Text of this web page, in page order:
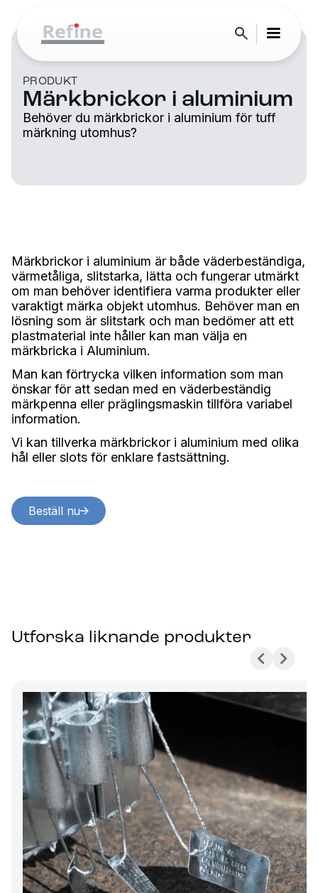
PRODUKT
Märkbrickor i aluminium
Behöver du märkbrickor i aluminium för tuff
märkning utomhus?
Märkbrickor i aluminium är både väderbeständiga,
värmetåliga, slitstarka, lätta och fungerar utmärkt
om man behöver identifiera varma produkter eller
varaktigt märka objekt utomhus. Behöver man en
lösning som är slitstark och man bedömer att ett
plastmaterial inte håller kan man välja en
märkbricka i Aluminium.
Man kan förtrycka vilken information som man
önskar för att sedan med en väderbeständig
märkpenna eller präglingsmaskin tillföra variabel
information.
Vi kan tillverka märkbrickor i aluminium med olika
hål eller slots för enklare fastsättning.
Beställ nu
Utforska liknande produkter